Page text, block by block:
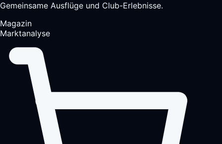
Gemeinsame Ausflüge und Club-Erlebnisse.
Magazin
Marktanalyse